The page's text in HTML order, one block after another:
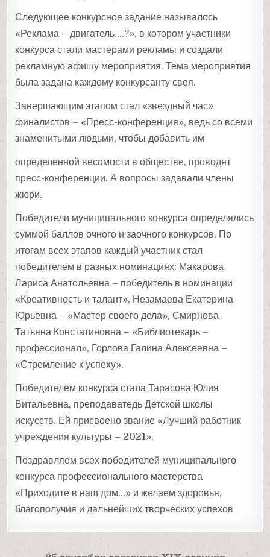
Следующее конкурсное задание называлось
«Реклама – двигатель….?», в котором участники
конкурса стали мастерами рекламы и создали
рекламную афишу мероприятия. Тема мероприятия
была задана каждому конкурсанту своя.
Завершающим этапом стал «звездный час»
финалистов – «Пресс-конференция», ведь со всеми
знаменитыми людьми, чтобы добавить им
определенной весомости в обществе, проводят
пресс-конференции. А вопросы задавали члены
жюри.
Победители муниципального конкурса определялись
суммой баллов очного и заочного конкурсов. По
итогам всех этапов каждый участник стал
победителем в разных номинациях: Макарова
Лариса Анатольевна – победитель в номинации
«Креативность и талант», Незамаева Екатерина
Юрьевна – «Мастер своего дела», Смирнова
Татьяна Констатиновна – «Библиотекарь –
профессионал», Горлова Галина Алексеевна –
«Стремление к успеху».
Победителем конкурса стала Тарасова Юлия
Витальевна, преподаватедь Детской школы
искусств. Ей присвоено звание «Лучший работник
учреждения культуры – 2021».
Поздравляем всех победителей муниципального
конкурса профессионального мастерства
«Приходите в наш дом…» и желаем здоровья,
благополучия и дальнейших творческих успехов